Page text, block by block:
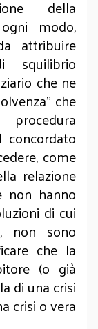
della
modo,
attribuire
squilibrio
che ne
che
come
relazione
non hanno
di cui
non sono
che la
(o già
di una crisi
crisi o vera